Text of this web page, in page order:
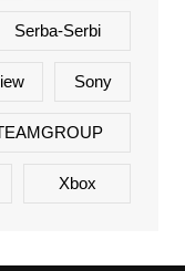
Serba-Serbi
Sony
Xbox